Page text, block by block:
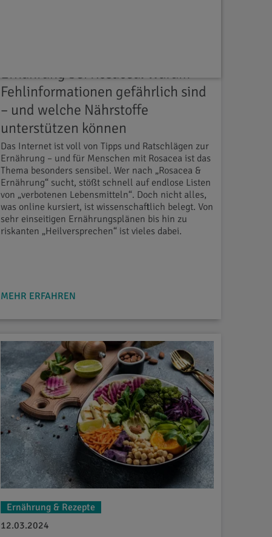
Ernährung bei Rosacea: Warum
Fehlinformationen gefährlich sind
– und welche Nährstoffe
unterstützen können
Das Internet ist voll von Tipps und Ratschlägen zur
Ernährung – und für Menschen mit Rosacea ist das
Thema besonders sensibel. Wer nach „Rosacea &
Ernährung“ sucht, stößt schnell auf endlose Listen
von „verbotenen Lebensmitteln“. Doch nicht alles,
was online kursiert, ist wissenschaftlich belegt. Von
sehr einseitigen Ernährungsplänen bis hin zu
riskanten „Heilversprechen“ ist vieles dabei.
MEHR ERFAHREN
Ernährung & Rezepte
12.03.2024